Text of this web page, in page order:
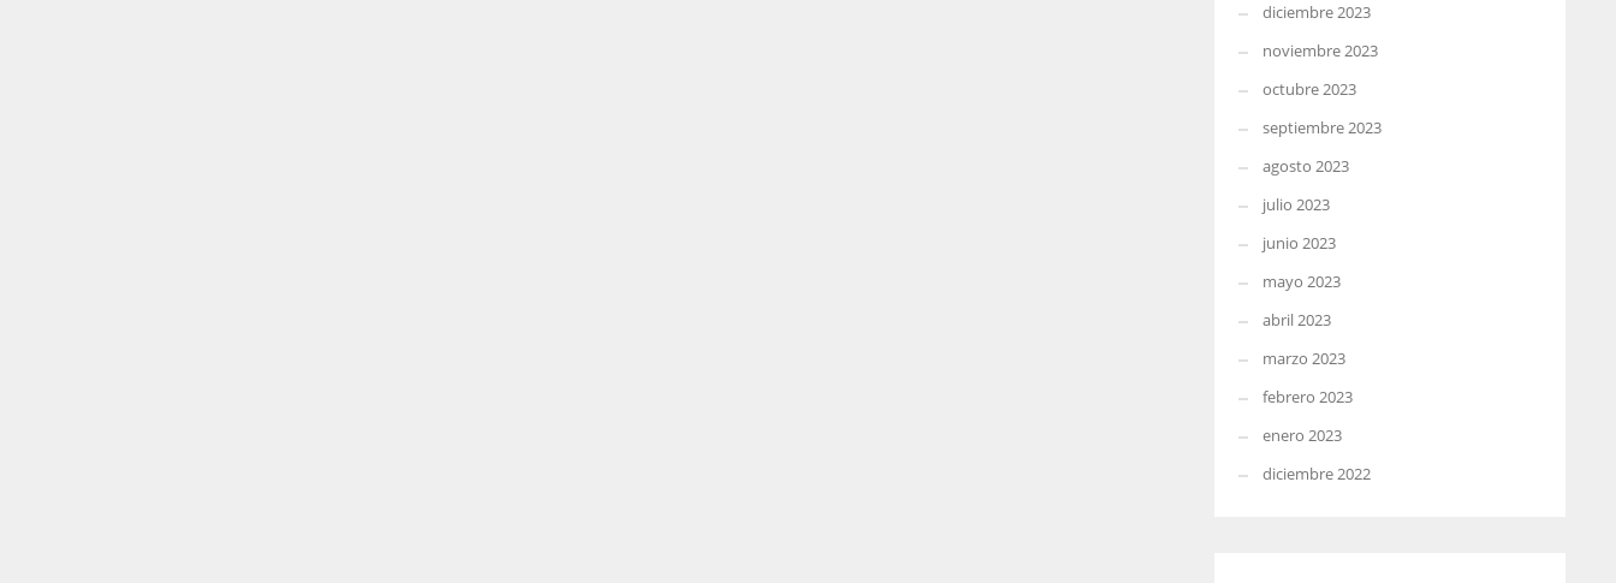
diciembre 2023
noviembre 2023
octubre 2023
septiembre 2023
agosto 2023
julio 2023
junio 2023
mayo 2023
abril 2023
marzo 2023
febrero 2023
enero 2023
diciembre 2022